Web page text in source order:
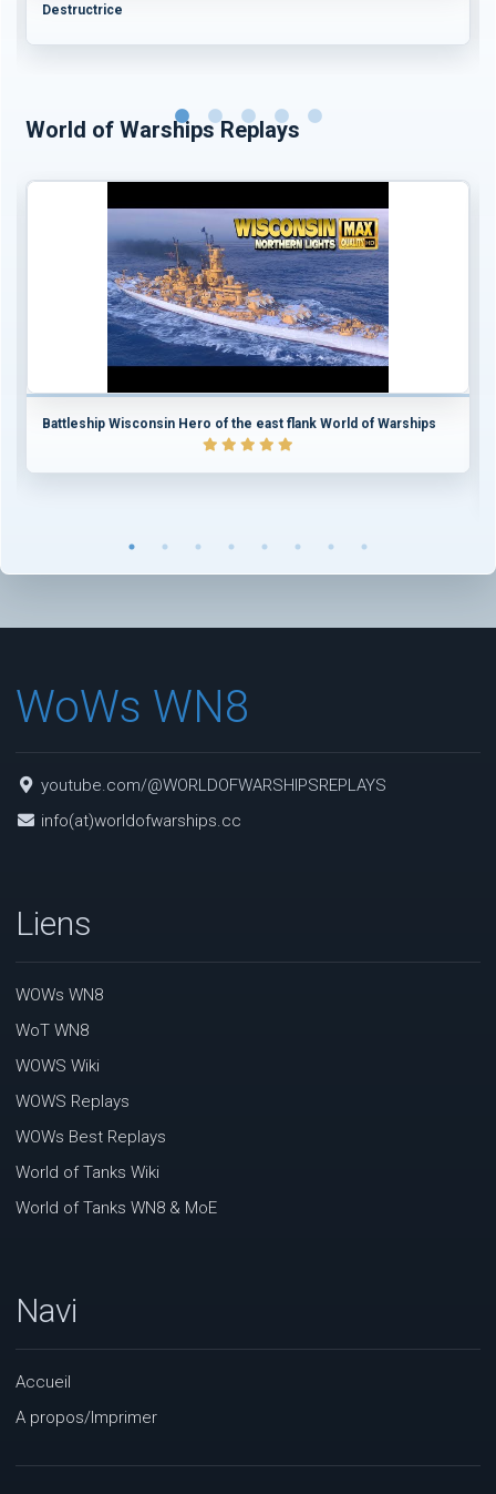
Destructrice
World of Warships Replays
Battleship Wisconsin Hero of the east flank World of Warships
WoWs WN8
youtube.com/@WORLDOFWARSHIPSREPLAYS
info(at)worldofwarships.cc
Liens
WOWs WN8
WoT WN8
WOWS Wiki
WOWS Replays
WOWs Best Replays
World of Tanks Wiki
World of Tanks WN8 & MoE
Navi
Accueil
A propos/Imprimer